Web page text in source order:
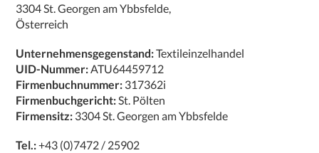
3304 St. Georgen am Ybbsfelde,
Österreich
Unternehmensgegenstand:Textileinzelhandel
UID-Nummer:ATU64459712
Firmenbuchnummer: 317362i
Firmenbuchgericht:St. Pölten
Firmensitz: 3304 St. Georgen am Ybbsfelde
Tel.:+43 (0)7472 / 25902